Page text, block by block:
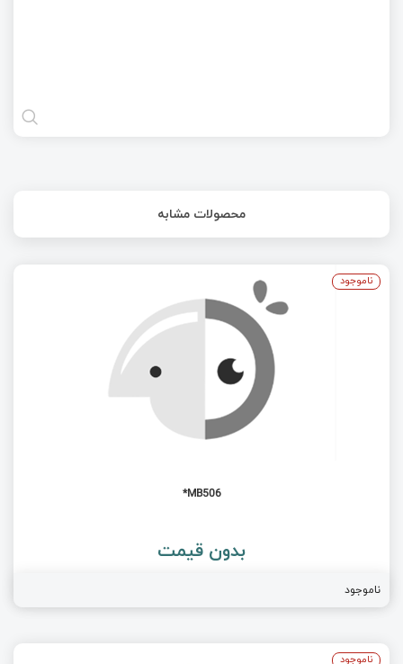
محصولات مشابه
MB506*
بدون قیمت
ناموجود
ناموجود
ناموجود